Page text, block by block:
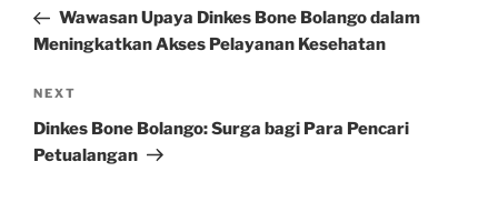
PostWawasan Upaya Dinkes Bone Bolango dalam
Meningkatkan Akses Pelayanan Kesehatan
Next
Post
NEXT
Dinkes Bone Bolango: Surga bagi Para Pencari
Petualangan